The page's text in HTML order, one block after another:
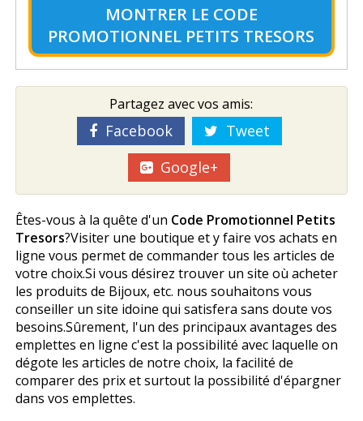
MONTRER LE CODE
PROMOTIONNEL PETITS TRESORS
Partagez avec vos amis:
Facebook
Tweet
Google+
Êtes-vous à la quête d'un Code Promotionnel Petits
Tresors?Visiter une boutique et y faire vos achats en
ligne vous permet de commander tous les articles de
votre choix.Si vous désirez trouver un site où acheter
les produits de Bijoux, etc. nous souhaitons vous
conseiller un site idoine qui satisfera sans doute vos
besoins.Sûrement, l'un des principaux avantages des
emplettes en ligne c'est la possibilité avec laquelle on
dégote les articles de notre choix, la facilité de
comparer des prix et surtout la possibilité d'épargner
dans vos emplettes.